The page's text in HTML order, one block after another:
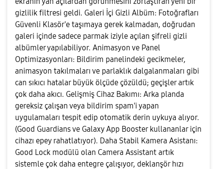
gizlilik filtresi geldi. ​Galeri İçi Gizli Albüm: Fotoğrafları
Güvenli Klasör'e taşımaya gerek kalmadan, doğrudan
galeri içinde sadece parmak iziyle açılan şifreli gizli
albümler yapılabiliyor. ​Animasyon ve Panel
Optimizasyonları: Bildirim panelindeki gecikmeler,
animasyon takılmaları ve parlaklık dalgalanmaları gibi
can sıkıcı hatalar büyük ölçüde çözüldü; geçişler artık
çok daha akıcı. ​Gelişmiş Cihaz Bakımı: Arka planda
gereksiz çalışan veya bildirim spam'i yapan
uygulamaları tespit edip otomatik derin uykuya alıyor.
(Good Guardians ve Galaxy App Booster kullananlar için
cihazı epey rahatlatıyor). ​Daha Stabil Kamera Asistanı:
Good Lock modülü olan Camera Assistant artık
sistemle çok daha entegre çalışıyor, deklanşör hızı